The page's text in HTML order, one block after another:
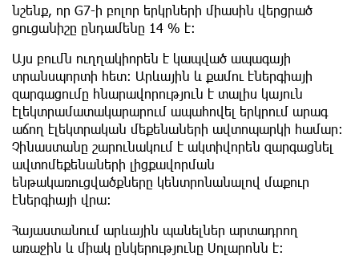
նշենք, որ G7-ի բոլոր երկրների միասին վերցրած
ցուցանիշը ընդամենը 14 % է:
Այս բումն ուղղակիորեն է կապված ապագայի
տրանսպորտի հետ: Արևային և քամու էներգիայի
զարգացումը հնարավորություն է տալիս կայուն
էլեկտրամատակարարում ապահովել երկրում արագ
աճող էլեկտրական մեքենաների ավտոպարկի համար։
Չինաստանը շարունակում է ակտիվորեն զարգացնել
ավտոմեքենաների լիցքավորման
ենթակառուցվածքները կենտրոնանալով մաքուր
էներգիայի վրա։
Հայաստանում արևային պանելներ արտադրող
առաջին և միակ ընկերությունը Սոլարոնն է։